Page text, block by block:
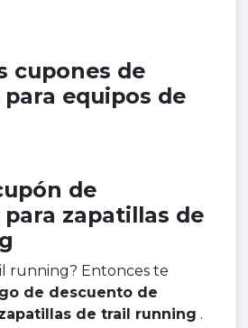
cupones de
equipos de
de
zapatillas de
running? Entonces te
de descuento de
de trail running .